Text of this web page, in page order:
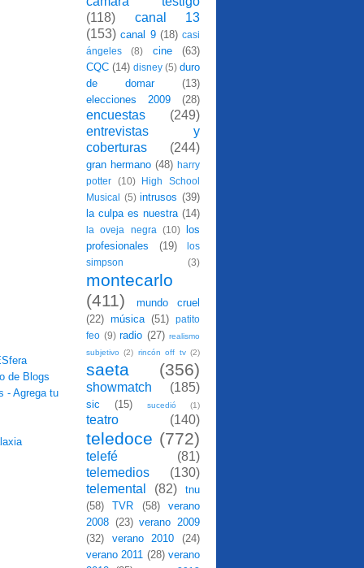
(118)
canal 13
(153) canal 9 (18) casi
ángeles
(8) cine
(63)
CQC (14) disney (5) duro
de domar
(13)
elecciones 2009
(28)
encuestas
(249)
entrevistas y
coberturas
(244)
gran hermano (48) harry
potter
(10)
High School
Musical (5) intrusos (39)
la culpa es nuestra (14)
la oveja negra (10) los
profesionales
(19)
los
simpson
(3)
montecarlo
(411)
mundo cruel
(22) música (51)
patito
feo (9) radio (27) realismo
subjetivo (2) rincón off tv (2)
saeta (356)
showmatch (185)
sic (15) sucedió (1)
teatro (140)
teledoce (772)
telefé
(81)
telemedios
(130)
telemental
(82)
tnu
(58)
TVR (58)
verano
2008 (23) verano 2009
(32)
verano 2010
(24)
verano 2011 (28) verano